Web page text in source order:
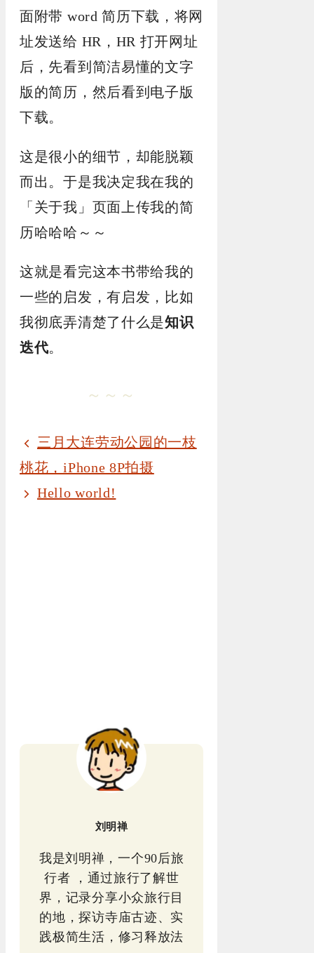
面附带 word 简历下载，将网
址发送给 HR，HR 打开网址
后，先看到简洁易懂的文字
版的简历，然后看到电子版
下载。
这是很小的细节，却能脱颖
而出。于是我决定我在我的
「关于我」页面上传我的简
历哈哈哈～～
这就是看完这本书带给我的
一些的启发，有启发，比如
我彻底弄清楚了什么是知识
迭代。
～～～
三月大连劳动公园的一枝
桃花，iPhone 8P拍摄
Hello world!
刘明禅
我是刘明禅，一个90后旅
行者 ，通过旅行了解世
界，记录分享小众旅行目
的地，探访寺庙古迹、实
践极简生活，修习释放法